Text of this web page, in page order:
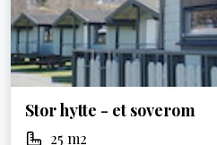
Stor hytte - et soverom
25 m2